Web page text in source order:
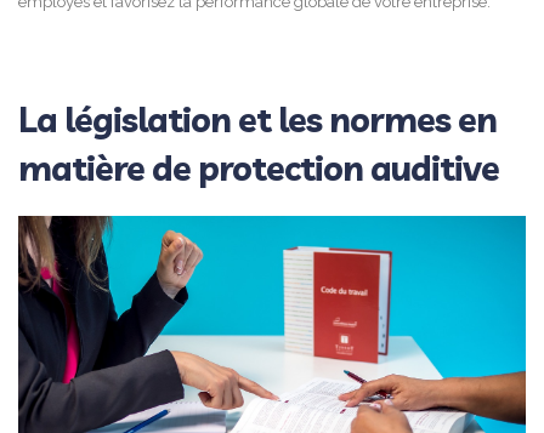
La législation et les normes en
matière de protection auditive